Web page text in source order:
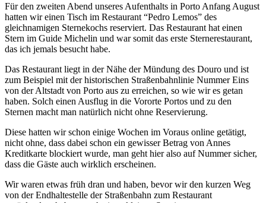
Für den zweiten Abend unseres Aufenthalts in Porto Anfang August
hatten wir einen Tisch im Restaurant “Pedro Lemos” des
gleichnamigen Sternekochs reserviert. Das Restaurant hat einen
Stern im Guide Michelin und war somit das erste Sternerestaurant,
das ich jemals besucht habe.
Das Restaurant liegt in der Nähe der Mündung des Douro und ist
zum Beispiel mit der historischen Straßenbahnlinie Nummer Eins
von der Altstadt von Porto aus zu erreichen, so wie wir es getan
haben. Solch einen Ausflug in die Vororte Portos und zu den
Sternen macht man natürlich nicht ohne Reservierung.
Diese hatten wir schon einige Wochen im Voraus online getätigt,
nicht ohne, dass dabei schon ein gewisser Betrag von Annes
Kreditkarte blockiert wurde, man geht hier also auf Nummer sicher,
dass die Gäste auch wirklich erscheinen.
Wir waren etwas früh dran und haben, bevor wir den kurzen Weg
von der Endhaltestelle der Straßenbahn zum Restaurant